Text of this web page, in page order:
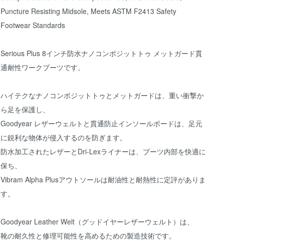
Puncture Resisting Midsole, Meets ASTM F2413 Safety
Footwear Standards
Serious Plus 8インチ防水ナノコンポジットトゥ メットガード貫
通耐性ワークブーツです。
ハイテクなナノコンポジットトゥとメットガードは、重い衝撃か
ら足を保護し、
Goodyear レザーウェルトと貫通防止インソールボードは、足元
に鋭利な物体が侵入するのを防ぎます。
防水加工されたレザーとDri-Lexライナーは、ブーツ内部を快適に
保ち、
Vibram Alpha Plusアウトソールは耐油性と耐熱性に定評がありま
す。
Goodyear Leather Welt（グッドイヤーレザーウェルト）は、
靴の耐久性と修理可能性を高めるための製造技術です。